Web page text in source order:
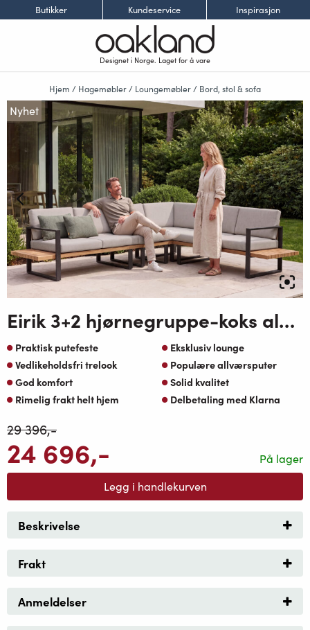
Butikker Kundeservice Inspirasjon
Designet i Norge. Laget for å vare
Hjem / Hagemøbler / Loungemøbler / Bord, stol & sofa
Nyhet
Eirik 3+2 hjørnegruppe-koks alu og oakshield ramme, greige oaktekstil puter
Praktisk putefeste
Eksklusiv lounge
Vedlikeholdsfri trelook
Populære allværsputer
God komfort
Solid kvalitet
Rimelig frakt helt hjem
Delbetaling med Klarna
På lager
29 396,-
24 696,-
Legg i handlekurven
Beskrivelse
Frakt
Anmeldelser